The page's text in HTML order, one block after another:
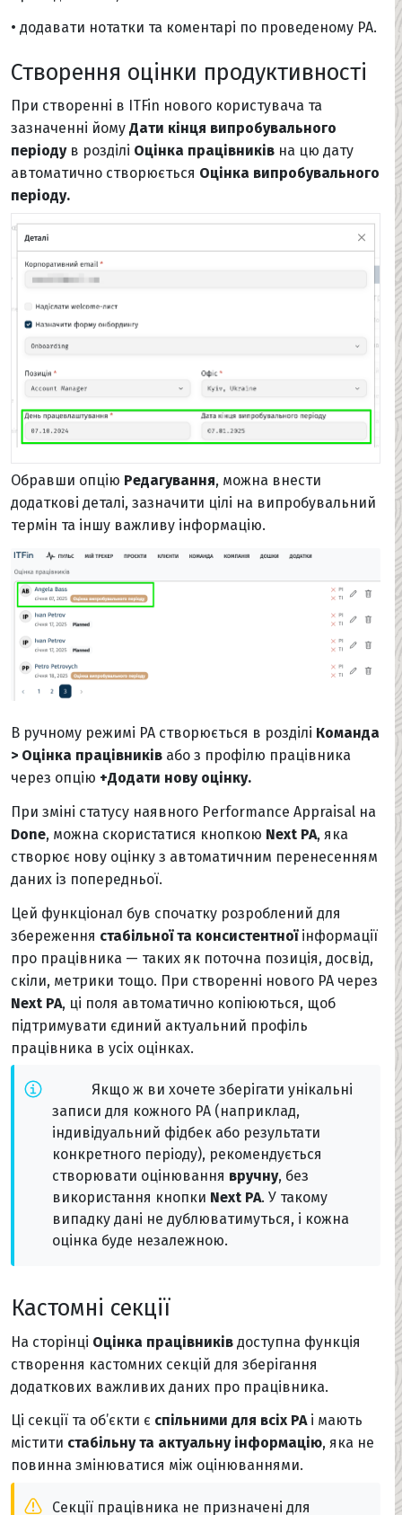
• додавати нотатки та коментарі по проведеному PA.
Створення оцінки продуктивності
При створенні в ITFin нового користувача та
зазначенні йому Дати кінця випробувального
періодув розділі Оцінка працівників на цю дату
автоматично створюється Оцінка випробувального
періоду.
Обравши опцію Редагування, можна внести
додаткові деталі, зазначити цілі на випробувальний
термін та іншу важливу інформацію.
В ручному режимі PA створюється в розділі Команда
> Оцінка працівників або з профілю працівника
через опцію +Додати нову оцінку.
При зміні статусу наявного Performance Appraisal на
Done, можна скористатися кнопкою Next PA, яка
створює нову оцінку з автоматичним перенесенням
даних із попередньої.
Цей функціонал був спочатку розроблений для
збереження стабільної та консистентноїінформації
про працівника — таких як поточна позиція, досвід,
скіли, метрики тощо. При створенні нового PA через
Next PA, ці поля автоматично копіюються, щоб
підтримувати єдиний актуальний профіль
працівника в усіх оцінках.
Якщо ж ви хочете зберігати унікальні
записи для кожного PA (наприклад,
індивідуальний фідбек або результати
конкретного періоду), рекомендується
створювати оцінювання вручну, без
використання кнопки Next PA. У такому
випадку дані не дублюватимуться, і кожна
оцінка буде незалежною.
Кастомні секції
На сторінці Оцінка працівників доступна функція
створення кастомних секцій для зберігання
додаткових важливих даних про працівника.
Ці секції та об’єкти є спільними для всіх PAі мають
містити стабільну та актуальну інформацію, яка не
повинна змінюватися між оцінюваннями.
Секції працівника не призначені для